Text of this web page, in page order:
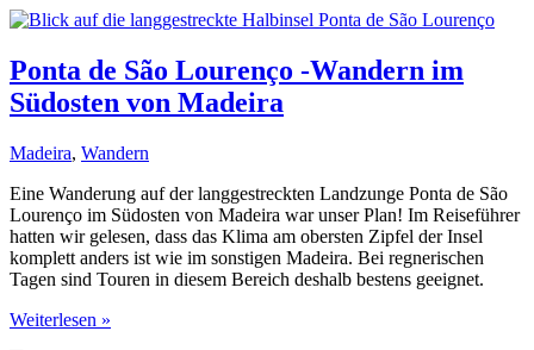
Freiras
Nonnental
im
Landesinnern
Madeira
Ponta de São Lourenço -Wandern im
Südosten von Madeira
Madeira, Wandern
Eine Wanderung auf der langgestreckten Landzunge Ponta de São
Lourenço im Südosten von Madeira war unser Plan! Im Reiseführer
hatten wir gelesen, dass das Klima am obersten Zipfel der Insel
komplett anders ist wie im sonstigen Madeira. Bei regnerischen
Tagen sind Touren in diesem Bereich deshalb bestens geeignet.
Ponta
Weiterlesen »